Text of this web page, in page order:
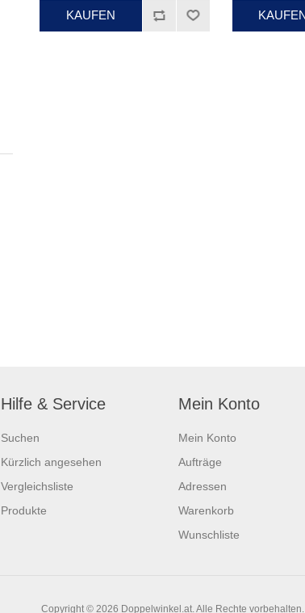
Hilfe & Service
Suchen
Kürzlich angesehen
Vergleichsliste
Produkte
Mein Konto
Mein Konto
Aufträge
Adressen
Warenkorb
Wunschliste
Copyright © 2026 Doppelwinkel.at. Alle Rechte vorbehalten.